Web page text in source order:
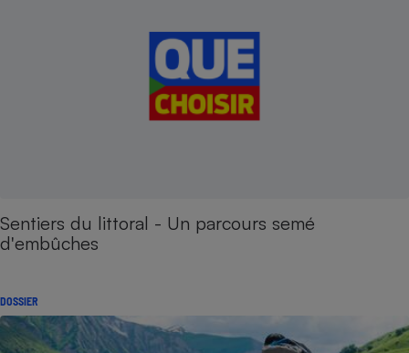
Sentiers du littoral - Un parcours semé
d'embûches
DOSSIER